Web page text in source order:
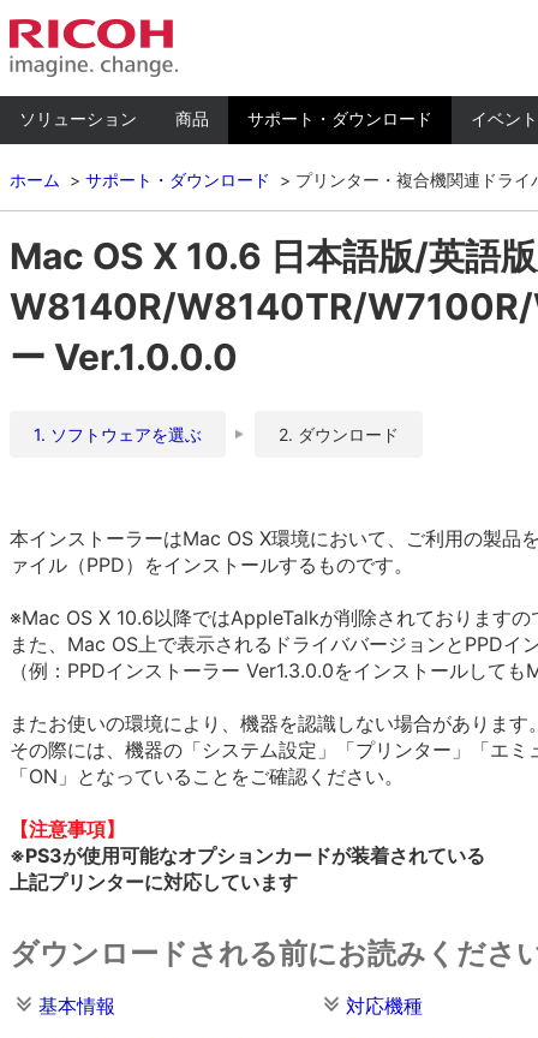
ソリューション 商品 サポート・ダウンロード イベン
ホーム サポート・ダウンロード プリンター・複合機関連ドライ
Mac OS X 10.6 日本語版/英語
W8140R/W8140TR/W7100R/
ー Ver.1.0.0.0
1. ソフトウェアを選ぶ 2. ダウンロード
本インストーラーはMac OS X環境において、ご利用の製
ァイル（PPD）をインストールするものです。
※Mac OS X 10.6以降ではAppleTalkが削除されております
また、Mac OS上で表示されるドライババージョンとPPD
（例：PPDインストーラー Ver1.3.0.0をインストールして
またお使いの環境により、機器を認識しない場合があります
その際には、機器の「システム設定」「プリンター」「エミ
「ON」となっていることをご確認ください。
【注意事項】
※PS3が使用可能なオプションカードが装着されている
上記プリンターに対応しています
ダウンロードされる前にお読みくださ
基本情報
対応機種